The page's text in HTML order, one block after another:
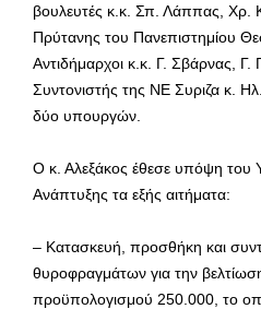
βουλευτές κ.κ. Σπ. Λάππας, Χρ.
Πρύτανης του Πανεπιστημίου
Αντιδήμαρχοι κ.κ. Γ. Σβάρνας,
Συντονιστής της ΝΕ Συριζα κ.
δύο υπουργών.
Ο κ. Αλεξάκος έθεσε υπόψη του
Ανάπτυξης τα εξής αιτήματα:
– Κατασκευή, προσθήκη και
θυροφραγμάτων για την
προϋπολογισμού 250.000, το